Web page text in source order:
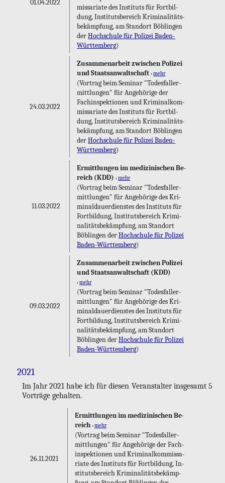
01.04.2022
mis­sa­ria­te des In­sti­tuts für Fort­bil­
dung, In­sti­tuts­be­reich Kri­mi­na­li­täts­
be­kämp­fung, am Stand­ort Böb­lin­gen
derHoch­schu­le für Po­li­zei Ba­den-
Würt­tem­berg)
24.03.2022
Zu­sam­men­ar­beit zwi­schen Po­li­zei
und Staats­an­walt­schaft ›mehr
(Vor­trag beim Se­mi­nar "To­des­fall­er­
mitt­lun­gen" für An­ge­hö­ri­ge der
Fach­in­spek­tio­nen und Kri­mi­nal­kom­
mis­sa­ria­te des In­sti­tuts für Fort­bil­
dung, In­sti­tuts­be­reich Kri­mi­na­li­täts­
be­kämp­fung, am Stand­ort Böb­lin­gen
derHoch­schu­le für Po­li­zei Ba­den-
Würt­tem­berg)
11.03.2022
Er­mitt­lun­gen im me­di­zi­ni­schen Be­
reich (KDD) ›mehr
(Vor­trag beim Se­mi­nar "To­des­fall­er­
mitt­lun­gen" für An­ge­hö­ri­ge des Kri­
mi­nal­dau­er­diens­tes des In­sti­tuts für
Fort­bil­dung, In­sti­tuts­be­reich Kri­mi­
na­li­täts­be­kämp­fung, am Stand­ort
Böb­lin­gen derHoch­schu­le für Po­li­zei
Ba­den-Würt­tem­berg)
09.03.2022
Zu­sam­men­ar­beit zwi­schen Po­li­zei
und Staats­an­walt­schaft (KDD)
›mehr
(Vor­trag beim Se­mi­nar "To­des­fall­er­
mitt­lun­gen" für An­ge­hö­ri­ge des Kri­
mi­nal­dau­er­diens­tes des In­sti­tuts für
Fort­bil­dung, In­sti­tuts­be­reich Kri­mi­
na­li­täts­be­kämp­fung, am Stand­ort
Böb­lin­gen derHoch­schu­le für Po­li­zei
Ba­den-Würt­tem­berg)
2021
Im Jahr 2021 habe ich für die­sen Ver­an­stal­ter ins­ge­samt 5
Vor­trä­ge ge­hal­ten.
26.11.2021
Er­mitt­lun­gen im me­di­zi­ni­schen Be­
reich ›mehr
(Vor­trag beim Se­mi­nar "To­des­fall­er­
mitt­lun­gen" für An­ge­hö­ri­ge der Fach­
in­spek­tio­nen und Kri­mi­nal­kom­mis­sa­
ria­te des In­sti­tuts für Fort­bil­dung, In­
sti­tuts­be­reich Kri­mi­na­li­täts­be­kämp­